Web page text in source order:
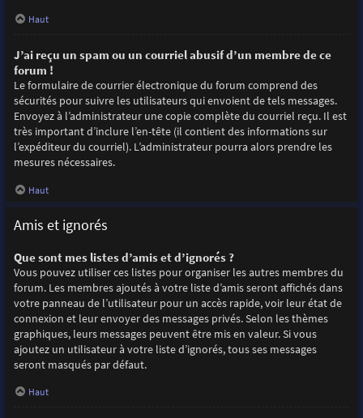
Haut
J’ai reçu un spam ou un courriel abusif d’un membre de ce
forum !
Le formulaire de courrier électronique du forum comprend des
sécurités pour suivre les utilisateurs qui envoient de tels messages.
Envoyez à l’administrateur une copie complète du courriel reçu. Il est
très important d’inclure l’en-tête (il contient des informations sur
l’expéditeur du courriel). L’administrateur pourra alors prendre les
mesures nécessaires.
Haut
Amis et ignorés
Que sont mes listes d’amis et d’ignorés ?
Vous pouvez utiliser ces listes pour organiser les autres membres du
forum. Les membres ajoutés à votre liste d’amis seront affichés dans
votre panneau de l’utilisateur pour un accès rapide, voir leur état de
connexion et leur envoyer des messages privés. Selon les thèmes
graphiques, leurs messages peuvent être mis en valeur. Si vous
ajoutez un utilisateur à votre liste d’ignorés, tous ses messages
seront masqués par défaut.
Haut